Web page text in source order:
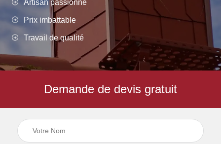
Artisan passionné
Prix imbattable
Travail de qualité
Demande de devis gratuit